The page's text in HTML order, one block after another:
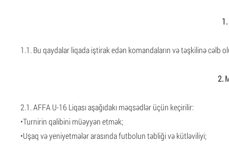
1.1. Bu qaydalar liqada iştirak edən komandaların və təşkilinə cəlb
2.
2.1. AFFA U-16 Liqası aşağıdakı məqsədlər üçün keçirilir:
•Turnirin qalibini müəyyən etmək;
•Uşaq və yeniyetmələr arasında futbolun təbliği və kütləviliyi;